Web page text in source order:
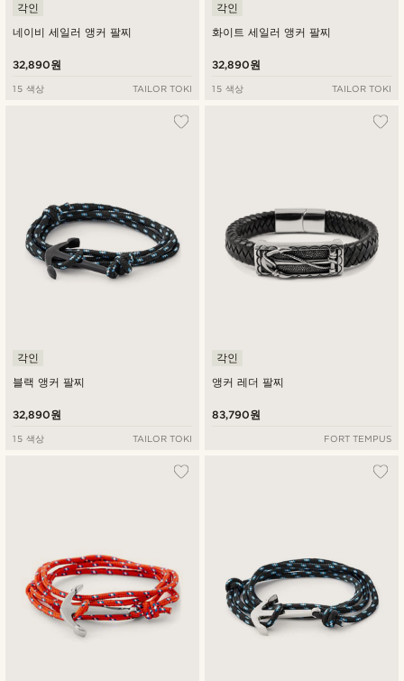
네이비 세일러 앵커 팔찌
각인
32,890원
15 색상 TAILOR TOKI
화이트 세일러 앵커 팔찌
각인
32,890원
15 색상 TAILOR TOKI
블랙 앵커 팔찌
각인
32,890원
15 색상 TAILOR TOKI
앵커 레더 팔찌
각인
83,790원
FORT TEMPUS